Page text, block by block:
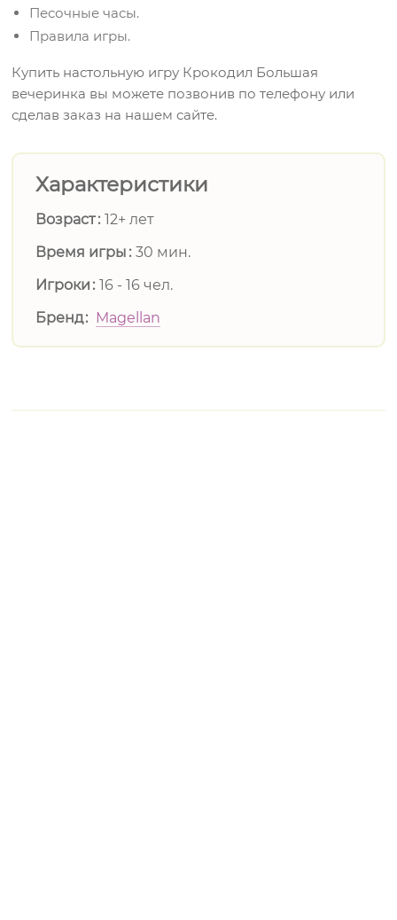
Песочные часы.
Правила игры.
Купить настольную игру Крокодил Большая
вечеринка вы можете позвонив по телефону или
сделав заказ на нашем сайте.
Характеристики
Возраст 12+ лет
Время игры 30 мин.
Игроки 16 - 16 чел.
Бренд
Magellan